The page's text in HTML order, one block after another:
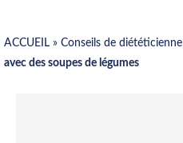
ACCUEIL » Conseils de diététicienne
avec des soupes de légumes